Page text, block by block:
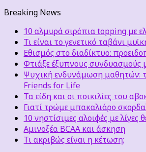
Breaking News
10 αλμυρά σιρόπια topping με
Τι είναι το γενετικό ταβάνι
Εθισμός στο διαδίκτυο:
Φτιάξε έξυπνους συνδυασμούς
Ψυχική ενδυνάμωση μαθητών:
Friends for Life
Τα είδη και οι ποικιλίες του
Γιατί τρώμε μπακαλιάρο
10 νηστίσιμες αλοιφές με λίγες
Αμινοξέα BCAA και άσκηση
Τι ακριβώς είναι η κέτωση;